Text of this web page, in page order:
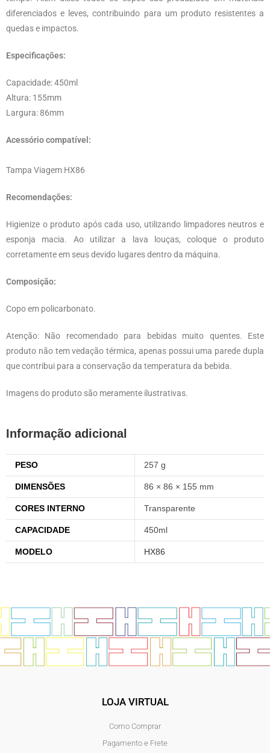
diferenciados e leves, contribuindo para um produto resistentes a
quedas e impactos.
Especificações:
Capacidade: 450ml
Altura: 155mm
Largura: 86mm
Acessório compatível:
Tampa Viagem HX86
Recomendações:
Higienize o produto após cada uso, utilizando limpadores neutros e
esponja macia. Ao utilizar a lava louças, coloque o produto
corretamente em seus devido lugares dentro da máquina.
Composição:
Copo em policarbonato.
Atenção: Não recomendado para bebidas muito quentes. Este
produto não tem vedação térmica, apenas possui uma parede dupla
que contribui para a conservação da temperatura da bebida.
Imagens do produto são meramente ilustrativas.
Informação adicional
PESO 257 g
DIMENSÕES 86 × 86 × 155 mm
CORES INTERNO Transparente
CAPACIDADE 450ml
MODELO HX86
LOJA VIRTUAL
Como Comprar
Pagamento e Frete